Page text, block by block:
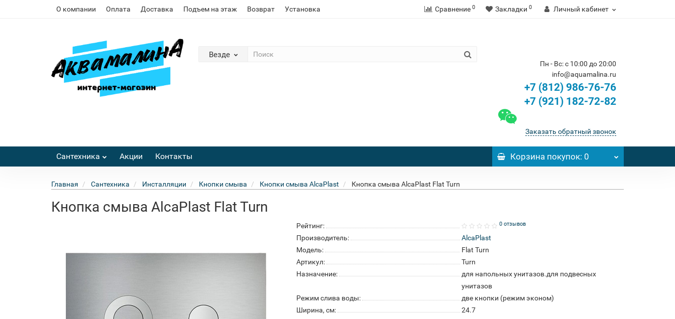
О компании Оплата Доставка Подъем на этаж Возврат Установка Сравнение 0 Закладки 0 Личный кабинет
Везде
Пн - Вс: с 10:00 до 20:00
info@aquamalina.ru
+7 (812) 986-76-76
+7 (921) 182-72-82
Заказать обратный звонок
Сантехника Акции Контакты Корзинапокупок: 0
Главная Сантехника Инсталляции Кнопки смыва Кнопки смыва AlcaPlast Кнопка смыва AlcaPlast Flat Turn
Кнопка смыва AlcaPlast Flat Turn
Рейтинг: 0 отзывов
Производитель:
AlcaPlast
Модель:
Flat Turn
Артикул:
Turn
Назначение:
для напольных унитазов.для подвесных
унитазов
Режим слива воды:
две кнопки (режим эконом)
Ширина, см:
24.7